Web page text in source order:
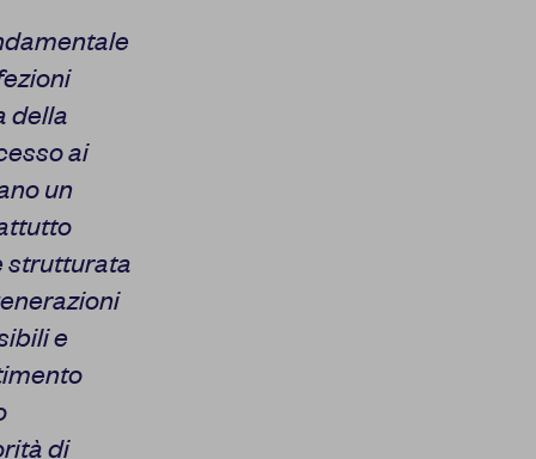
della
ai
un
strutturata
e
di